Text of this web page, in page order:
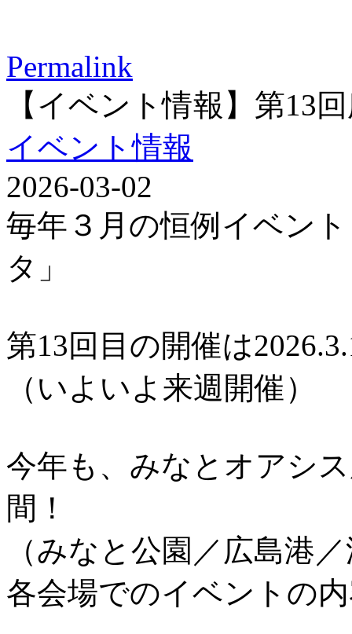
Permalink
【イベント情報】第13
イベント情報
2026-03-02
毎年３月の恒例イベン
タ」
第13回目の開催は
（いよいよ来週開催）
今年も、みなとオアシ
間！
（みなと公園／広島港
各会場でのイベントの